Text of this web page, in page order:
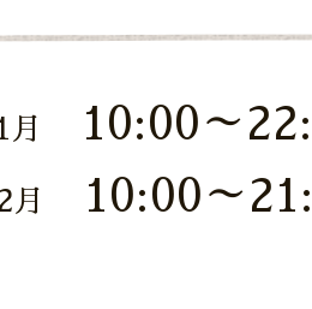
10:00～
10:00～